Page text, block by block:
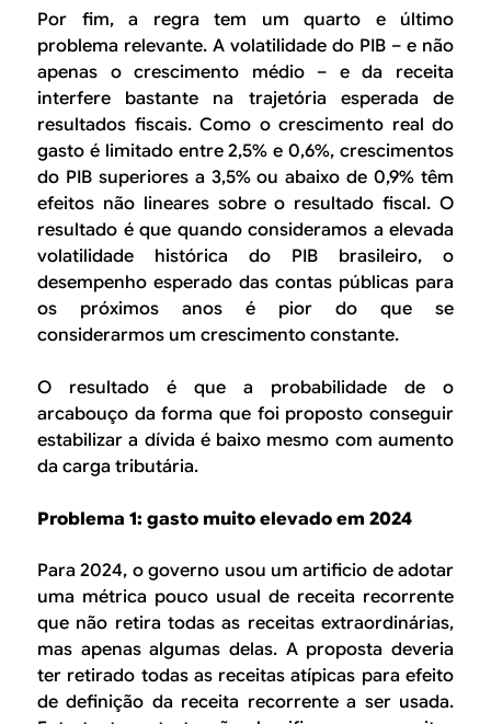
Por fim, a regra tem um quarto e último
problema relevante. A volatilidade do PIB – e não
apenas o crescimento médio – e da receita
interfere bastante na trajetória esperada de
resultados fiscais. Como o crescimento real do
gasto é limitado entre 2,5% e 0,6%, crescimentos
do PIB superiores a 3,5% ou abaixo de 0,9% têm
efeitos não lineares sobre o resultado fiscal. O
resultado é que quando consideramos a elevada
volatilidade histórica do PIB brasileiro, o
desempenho esperado das contas públicas para
os próximos anos é pior do que se
considerarmos um crescimento constante.
O resultado é que a probabilidade de o
arcabouço da forma que foi proposto conseguir
estabilizar a dívida é baixo mesmo com aumento
da carga tributária.
Problema 1: gasto muito elevado em 2024
Para 2024, o governo usou um artificio de adotar
uma métrica pouco usual de receita recorrente
que não retira todas as receitas extraordinárias,
mas apenas algumas delas. A proposta deveria
ter retirado todas as receitas atípicas para efeito
de definição da receita recorrente a ser usada.